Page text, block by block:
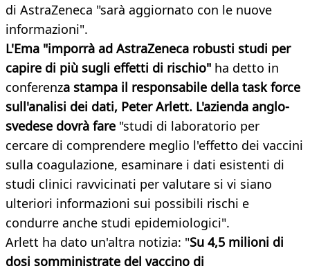
di AstraZeneca "sarà aggiornato con le nuove
informazioni".
L'Ema "imporrà ad AstraZeneca robusti studi per
capire di più sugli effetti di rischio" ha detto in
conferenza stampa il responsabile della task force
sull'analisi dei dati, Peter Arlett. L'azienda anglo-
svedese dovrà fare "studi di laboratorio per
cercare di comprendere meglio l'effetto dei vaccini
sulla coagulazione, esaminare i dati esistenti di
studi clinici ravvicinati per valutare si vi siano
ulteriori informazioni sui possibili rischi e
condurre anche studi epidemiologici".
Arlett ha dato un'altra notizia: "Su 4,5 milioni di
dosi somministrate del vaccino di